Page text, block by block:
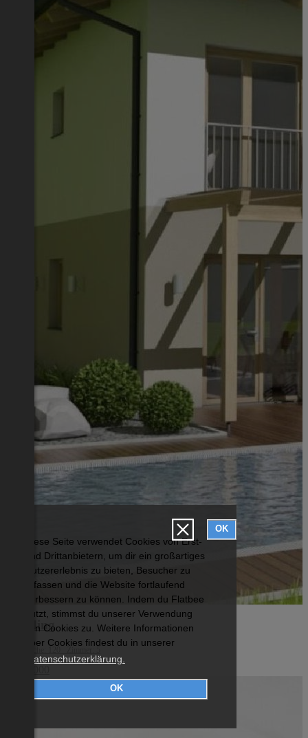
Diese Seite verwendet Cookies von Erst-
und Drittanbietern, um dir ein großartiges
Nutzererlebnis zu bieten, Besucher zu
erfassen und die Website fortlaufend
verbessern zu können. Indem du Flatbee
nutzt, stimmst du unserer Verwendung
von Cookies zu. Weitere Informationen
über Cookies findest du in unserer
Datenschutzerklärung.
OK
OK
Eferding